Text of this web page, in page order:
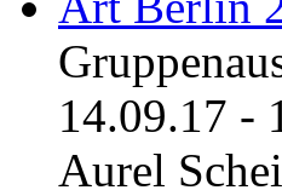
14.09.17 -
Aurel